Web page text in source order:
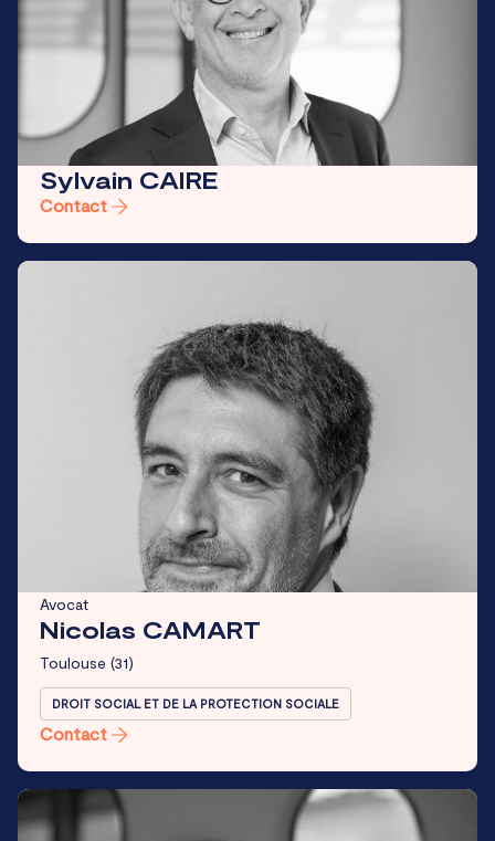
Sylvain CAIRE
Contact
Avocat
Nicolas CAMART
Toulouse (31)
DROIT SOCIAL ET DE LA PROTECTION SOCIALE
Contact